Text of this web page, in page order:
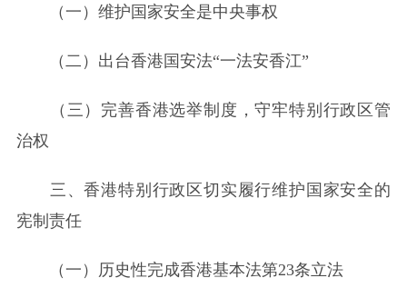
（一）维护国家安全是中央事权
（二）出台香港国安法“一法安香江”
（三）完善香港选举制度，守牢特别行政区管
治权
三、香港特别行政区切实履行维护国家安全的
宪制责任
（一）历史性完成香港基本法第23条立法